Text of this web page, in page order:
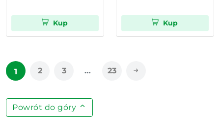
Kup Kup
1 2 3 … 23
Powrót do góry